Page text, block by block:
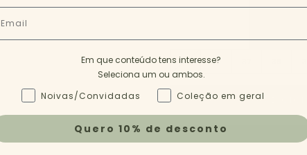
41
35 36
Em que conteúdo tens interesse?
Seleciona um ou ambos.
Tipo de Conteúdo - NL
Noivas/Convidadas Coleção em geral
Quero 10% de desconto